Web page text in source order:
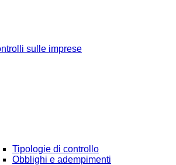
sulle imprese
Tipologie di controllo
Obblighi e adempimenti